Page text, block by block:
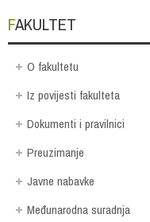
FAKULTET
O fakultetu
Iz povijesti fakulteta
Dokumenti i pravilnici
Preuzimanje
Javne nabavke
Međunarodna suradnja